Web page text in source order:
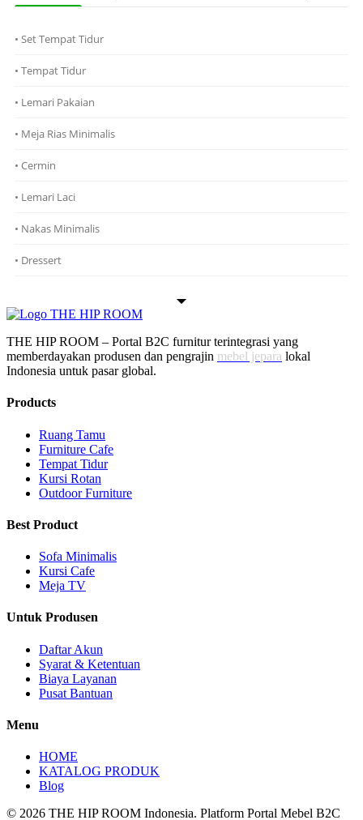
• Set Tempat Tidur
• Tempat Tidur
• Lemari Pakaian
• Meja Rias Minimalis
• Cermin
• Lemari Laci
• Nakas Minimalis
• Dressert
THE HIP ROOM – Portal B2C furnitur terintegrasi yang
memberdayakan produsen dan pengrajin mebel jepara lokal
Indonesia untuk pasar global.
Products
Ruang Tamu
Furniture Cafe
Tempat Tidur
Kursi Rotan
Outdoor Furniture
Best Product
Sofa Minimalis
Kursi Cafe
Meja TV
Untuk Produsen
Daftar Akun
Syarat & Ketentuan
Biaya Layanan
Pusat Bantuan
Menu
HOME
KATALOG PRODUK
Blog
© 2026 THE HIP ROOM Indonesia. Platform Portal Mebel B2C